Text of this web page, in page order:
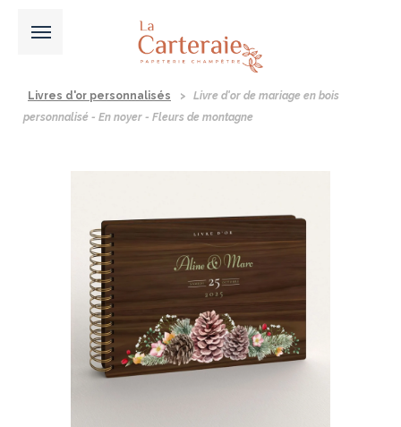
Livres d'or personnalisés >
Livre d'or de mariage en bois
personnalisé - En noyer - Fleurs de montagne